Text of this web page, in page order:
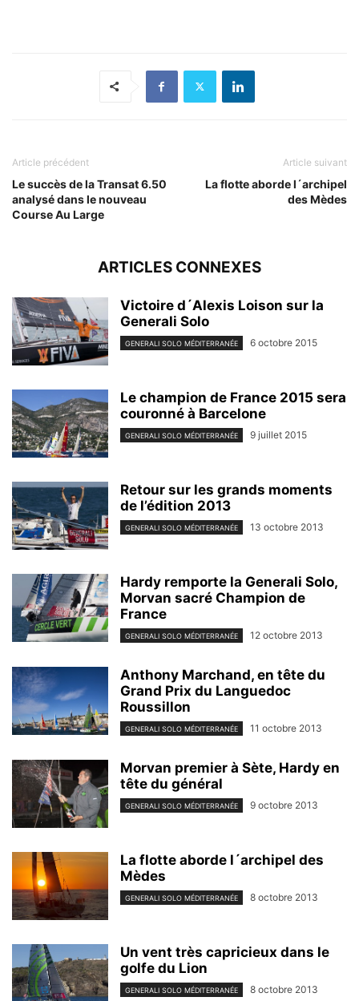
Article précédent
Le succès de la Transat 6.50
analysé dans le nouveau
Course Au Large
Article suivant
La flotte aborde l´archipel
des Mèdes
ARTICLES CONNEXES
Victoire d´Alexis Loison sur la
Generali Solo
GENERALI SOLO MÉDITERRANÉE 6 octobre 2015
Le champion de France 2015 sera
couronné à Barcelone
GENERALI SOLO MÉDITERRANÉE 9 juillet 2015
Retour sur les grands moments
de l’édition 2013
GENERALI SOLO MÉDITERRANÉE 13 octobre 2013
Hardy remporte la Generali Solo,
Morvan sacré Champion de
France
GENERALI SOLO MÉDITERRANÉE 12 octobre 2013
Anthony Marchand, en tête du
Grand Prix du Languedoc
Roussillon
GENERALI SOLO MÉDITERRANÉE 11 octobre 2013
Morvan premier à Sète, Hardy en
tête du général
GENERALI SOLO MÉDITERRANÉE 9 octobre 2013
La flotte aborde l´archipel des
Mèdes
GENERALI SOLO MÉDITERRANÉE 8 octobre 2013
Un vent très capricieux dans le
golfe du Lion
GENERALI SOLO MÉDITERRANÉE 8 octobre 2013